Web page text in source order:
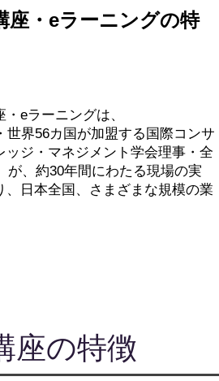
座・eラーニングの特
eラーニングは、
界56カ国が加盟する国際コンサ
ジ・マネジメント学会理事・全
が、約30年間にわたる現場の実
日本全国、さまざまな規模の業
座の特徴